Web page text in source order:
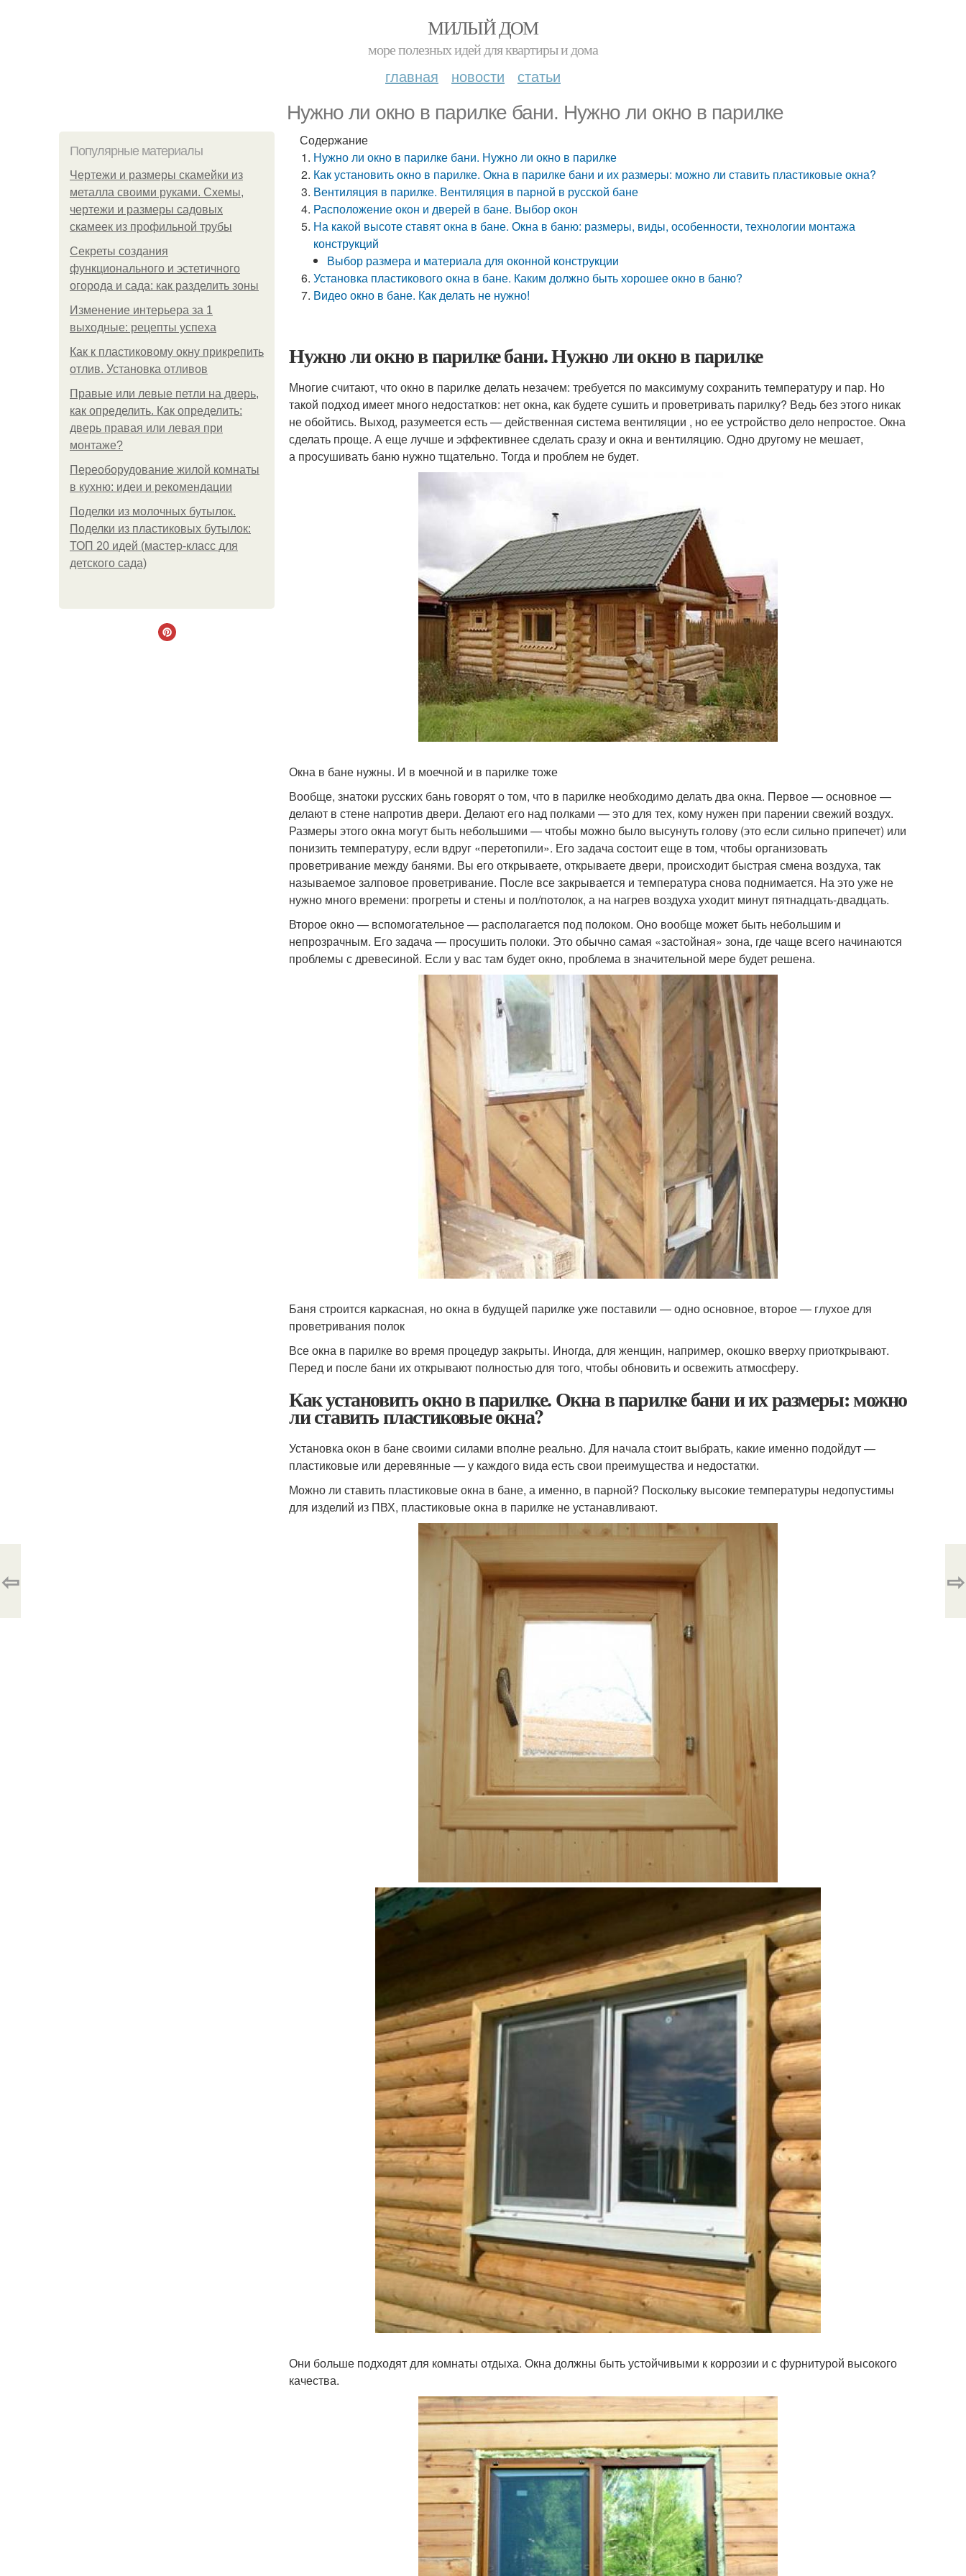
МИЛЫЙ ДОМ
море полезных идей для квартиры и дома
главная новости статьи
Нужно ли окно в парилке бани. Нужно ли окно в парилке
Популярные материалы
Чертежи и размеры скамейки из
металла своими руками. Схемы,
чертежи и размеры садовых
скамеек из профильной трубы
Секреты создания
функционального и эстетичного
огорода и сада: как разделить зоны
Изменение интерьера за 1
выходные: рецепты успеха
Как к пластиковому окну прикрепить
отлив. Установка отливов
Правые или левые петли на дверь,
как определить. Как определить:
дверь правая или левая при
монтаже?
Переоборудование жилой комнаты
в кухню: идеи и рекомендации
Поделки из молочных бутылок.
Поделки из пластиковых бутылок:
ТОП 20 идей (мастер-класс для
детского сада)
Содержание
Нужно ли окно в парилке бани. Нужно ли окно в парилке
Как установить окно в парилке. Окна в парилке бани и их размеры: можно ли ставить пластиковые окна?
Вентиляция в парилке. Вентиляция в парной в русской бане
Расположение окон и дверей в бане. Выбор окон
На какой высоте ставят окна в бане. Окна в баню: размеры, виды, особенности, технологии монтажа
конструкций
Выбор размера и материала для оконной конструкции
Установка пластикового окна в бане. Каким должно быть хорошее окно в баню?
Видео окно в бане. Как делать не нужно!
Нужно ли окно в парилке бани. Нужно ли окно в парилке
Многие считают, что окно в парилке делать незачем: требуется по максимуму сохранить температуру и пар. Но
такой подход имеет много недостатков: нет окна, как будете сушить и проветривать парилку? Ведь без этого никак
не обойтись. Выход, разумеется есть — действенная система вентиляции , но ее устройство дело непростое. Окна
сделать проще. А еще лучше и эффективнее сделать сразу и окна и вентиляцию. Одно другому не мешает,
а просушивать баню нужно тщательно. Тогда и проблем не будет.
Окна в бане нужны. И в моечной и в парилке тоже
Вообще, знатоки русских бань говорят о том, что в парилке необходимо делать два окна. Первое — основное —
делают в стене напротив двери. Делают его над полками — это для тех, кому нужен при парении свежий воздух.
Размеры этого окна могут быть небольшими — чтобы можно было высунуть голову (это если сильно припечет) или
понизить температуру, если вдруг «перетопили». Его задача состоит еще в том, чтобы организовать
проветривание между банями. Вы его открываете, открываете двери, происходит быстрая смена воздуха, так
называемое залповое проветривание. После все закрывается и температура снова поднимается. На это уже не
нужно много времени: прогреты и стены и пол/потолок, а на нагрев воздуха уходит минут пятнадцать-двадцать.
Второе окно — вспомогательное — располагается под полоком. Оно вообще может быть небольшим и
непрозрачным. Его задача — просушить полоки. Это обычно самая «застойная» зона, где чаще всего начинаются
проблемы с древесиной. Если у вас там будет окно, проблема в значительной мере будет решена.
Баня строится каркасная, но окна в будущей парилке уже поставили — одно основное, второе — глухое для
проветривания полок
Все окна в парилке во время процедур закрыты. Иногда, для женщин, например, окошко вверху приоткрывают.
Перед и после бани их открывают полностью для того, чтобы обновить и освежить атмосферу.
Как установить окно в парилке. Окна в парилке бани и их размеры: можно
ли ставить пластиковые окна?
Установка окон в бане своими силами вполне реально. Для начала стоит выбрать, какие именно подойдут —
пластиковые или деревянные — у каждого вида есть свои преимущества и недостатки.
Можно ли ставить пластиковые окна в бане, а именно, в парной? Поскольку высокие температуры недопустимы
для изделий из ПВХ, пластиковые окна в парилке не устанавливают.
Они больше подходят для комнаты отдыха. Окна должны быть устойчивыми к коррозии и с фурнитурой высокого
качества.
⇦ ⇨